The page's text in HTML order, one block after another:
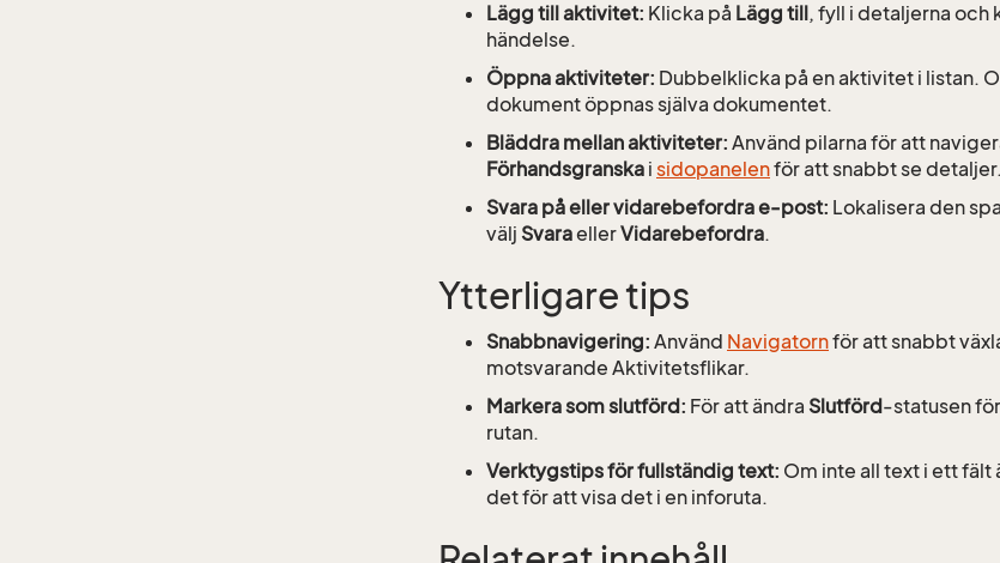
Lägg till aktivitet: Klicka på Lägg till, fyll i detaljerna och
händelse.
Öppna aktiviteter: Dubbelklicka på en aktivitet i listan.
dokument öppnas själva dokumentet.
Bläddra mellan aktiviteter: Använd pilarna för att
Förhandsgranska i sidopanelenför att snabbt se detaljer.
Svara på eller vidarebefordra e-post: Lokalisera den
välj SvaraellerVidarebefordra.
Ytterligare tips
Snabbnavigering: Använd Navigatornför att snabbt
motsvarande Aktivitetsflikar.
Markera som slutförd: För att ändra Slutförd-statusen
rutan.
Verktygstips för fullständig text: Om inte all text i ett fält
det för att visa det i en inforuta.